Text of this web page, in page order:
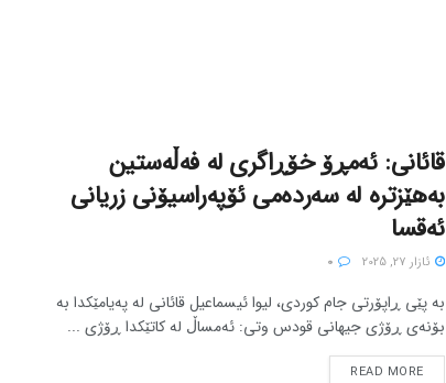
قائانی: ئەمڕۆ خۆڕاگری لە فەڵەستین
بەهێزترە لە سەردەمی ئۆپەراسیۆنی زریانی
ئەقسا
ئازار 27, 2025
بە پێی ڕاپۆرتی جام کوردی، لیوا ئیسماعیل قائانی لە پەیامێکدا بە
بۆنەی ڕۆژی جیهانی قودس وتی: ئەمساڵ لە کاتێکدا ڕۆژی ...
READ MORE